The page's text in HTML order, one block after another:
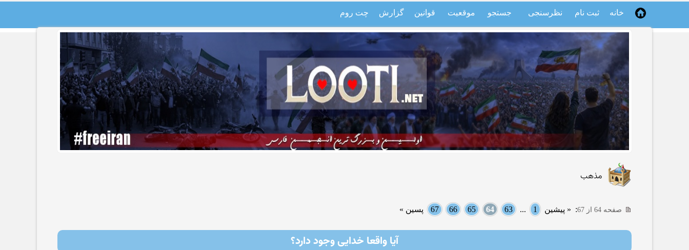
خانه ثبت نام نظرسنجی جستجو موقعیت قوانین گزارش چت روم
مذهب
صفحه 64 از 67 : « پیشین 1
...
63
64
65
66
67 پسین »
آيا واقعا خدايى وجود دارد؟